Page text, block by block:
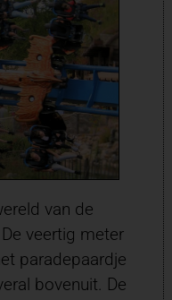
van de
veertig meter
paradepaardje
bovenuit. De